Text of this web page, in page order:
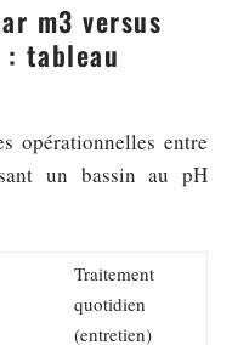
m3 versus
tableau
opérationnelles entre
un bassin au pH
Traitement
quotidien
(entretien)